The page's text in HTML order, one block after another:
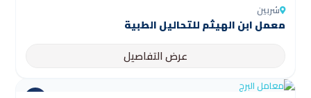
شربين
عرض التفاصيل